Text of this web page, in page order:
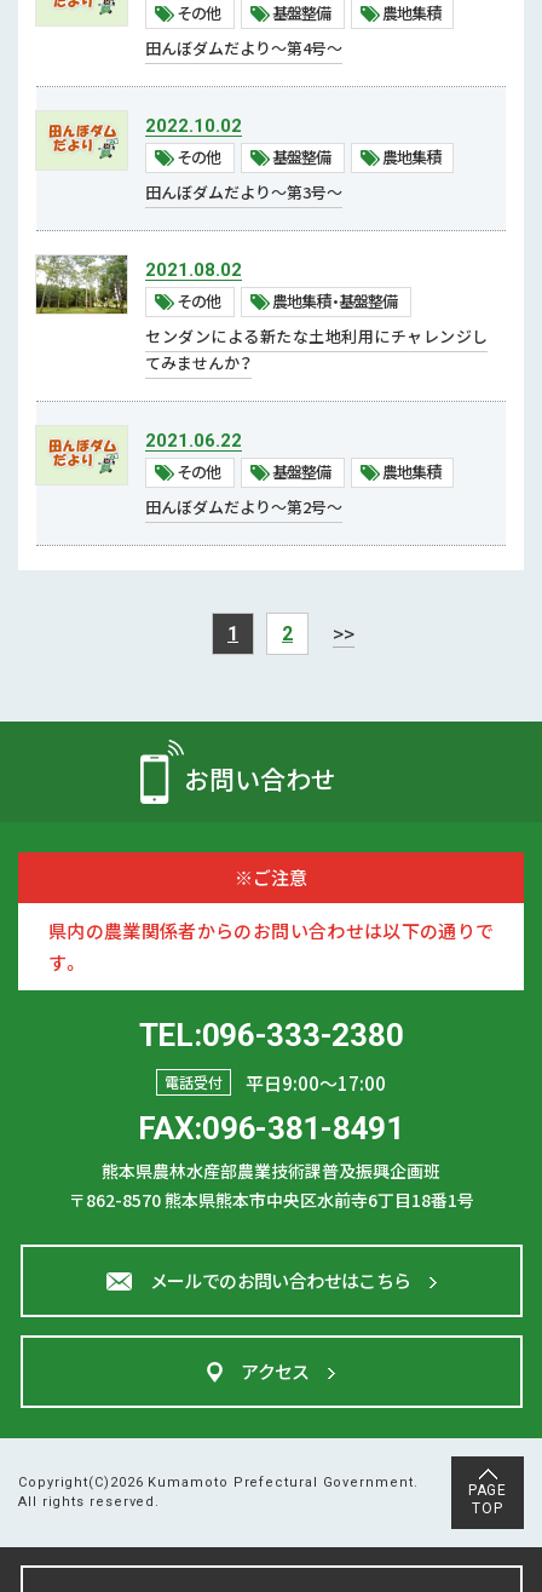
その他 基盤整備
農地集積
田んぼダムだより～第4号～
2022.10.02
その他 基盤整備
農地集積
田んぼダムだより～第3号～
2021.08.02
その他
農地集積・基盤整備
センダンによる新たな土地利用にチャレンジし
てみませんか？
2021.06.22
その他 基盤整備
農地集積
田んぼダムだより～第2号～
1 2 >>
基盤整備
農地集積
防災・減災・リスク軽減対策
農産園芸
園芸
お問い合わせ
※ご注意
県内の農業関係者からのお問い合わせは以下の通りで
す。
TEL:096-333-2380
電話受付 平日9:00〜17:00
FAX:096-381-8491
熊本県農林水産部農業技術課普及振興企画班
〒862-8570熊本県熊本市中央区水前寺6丁目18番1号
メールでのお問い合わせはこちら
アクセス
Copyright(C)2026 Kumamoto Prefectural Government.
All rights reserved.
PAGE
TOP